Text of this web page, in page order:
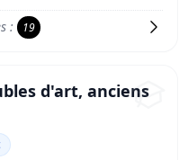
: 19
d'art, anciens